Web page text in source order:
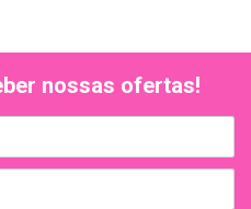
nossas ofertas!